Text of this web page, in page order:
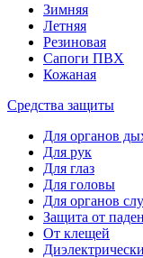
Зимняя
Летняя
Резиновая
Сапоги ПВХ
Кожаная
Средства защиты
Для органов
Для рук
Для глаз
Для головы
Для органов
Защита от
От клещей